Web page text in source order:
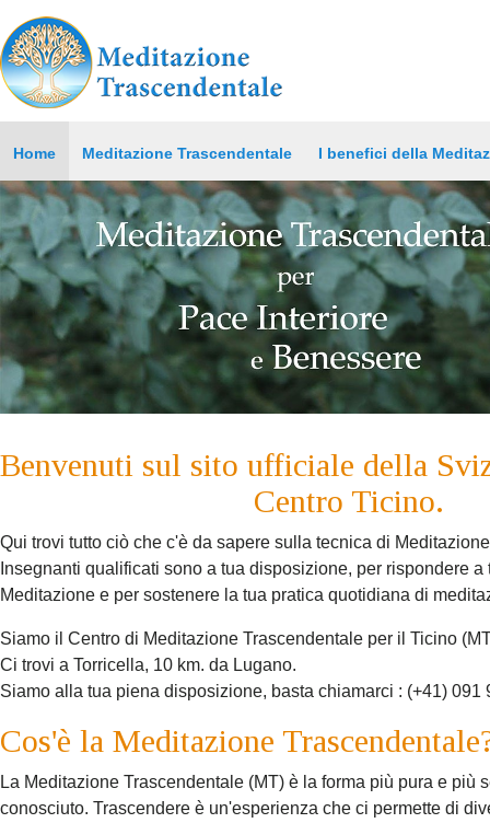
Home Meditazione Trascendentale I benefici della
Benvenuti sul sito ufficiale della
Centro Ticino.
Qui trovi tutto ciò che c'è da sapere sulla tecnica di
Insegnanti qualificati sono a tua disposizione, per rispondere
Meditazione e per sostenere la tua pratica quotidiana di
Siamo il Centro di Meditazione Trascendentale per il Ticino
Ci trovi a Torricella, 10 km. da Lugano.
Siamo alla tua piena disposizione, basta chiamarci : (+41) 091
Cos'è la Meditazione
La Meditazione Trascendentale (MT) è la forma più pura e più
conosciuto. Trascendere è un'esperienza che ci permette di